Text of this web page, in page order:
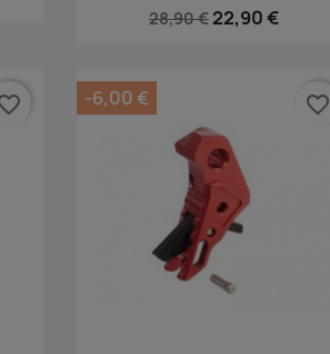
28,90 € 22,90 €
-6,00 € favorite_border